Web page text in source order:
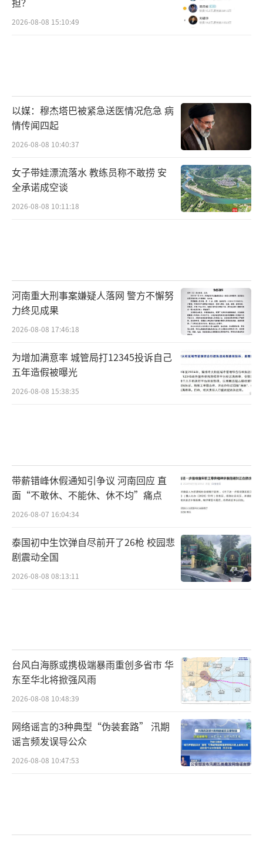
2026-08-08 15:10:49
以媒：穆杰塔巴被紧急送医情况危急 病
情传闻四起
2026-08-08 10:40:37
女子带娃漂流落水 教练员称不敢捞 安
全承诺成空谈
2026-08-08 10:11:18
河南重大刑事案嫌疑人落网 警方不懈努
力终见成果
2026-08-08 17:46:18
为增加满意率 城管局打12345投诉自己
五年造假被曝光
2026-08-08 15:38:35
带薪错峰休假通知引争议 河南回应 直
面“不敢休、不能休、休不均”痛点
2026-08-07 16:04:34
泰国初中生饮弹自尽前开了26枪 校园悲
剧震动全国
2026-08-08 08:13:11
台风白海豚或携极端暴雨重创多省市 华
东至华北将掀强风雨
2026-08-08 10:48:39
网络谣言的3种典型“伪装套路” 汛期
谣言频发误导公众
2026-08-08 10:47:53